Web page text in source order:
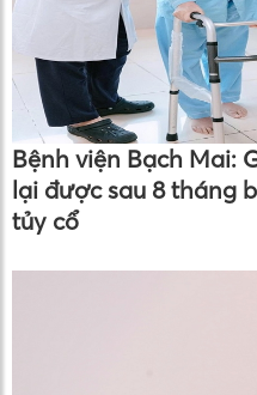
Bệnh viện Bạch Mai:
lại được sau 8 tháng
tủy cổ